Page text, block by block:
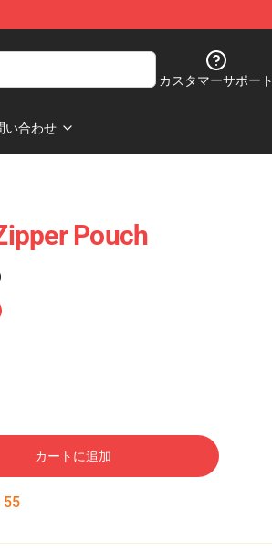
カスタマーサポート
い合わせ
Pouch
カートに追加
54